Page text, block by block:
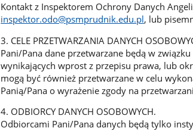
Kontakt z Inspektorem Ochrony Danych
inspektor.odo@psmprudnik.edu.pl, lub
3. CELE PRZETWARZANIA DANYCH
Pani/Pana dane przetwarzane będą w
wynikających wprost z przepisu prawa, lub
mogą być również przetwarzane w celu
Panią/Pana o wyrażenie zgody na
4. ODBIORCY DANYCH OSOBOWYCH.
Odbiorcami Pani/Pana danych będą tylko